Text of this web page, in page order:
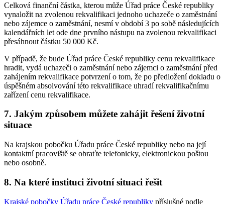
Celková finanční částka, kterou může Úřad práce České republiky
vynaložit na zvolenou rekvalifikaci jednoho uchazeče o zaměstnání
nebo zájemce o zaměstnání, nesmí v období 3 po sobě následujících
kalendářních let ode dne prvního nástupu na zvolenou rekvalifikaci
přesáhnout částku 50 000 Kč.
V případě, že bude Úřad práce České republiky cenu rekvalifikace
hradit, vydá uchazeči o zaměstnání nebo zájemci o zaměstnání před
zahájením rekvalifikace potvrzení o tom, že po předložení dokladu o
úspěšném absolvování této rekvalifikace uhradí rekvalifikačnímu
zařízení cenu rekvalifikace.
7. Jakým způsobem můžete zahájit řešení životní
situace
Na krajskou pobočku Úřadu práce České republiky nebo na její
kontaktní pracoviště se obraťte telefonicky, elektronickou poštou
nebo osobně.
8. Na které instituci životní situaci řešit
Krajské pobočky Úřadu práce České republiky příslušné podle